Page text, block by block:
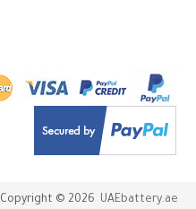
Copyright © 2026 UAEbattery.ae